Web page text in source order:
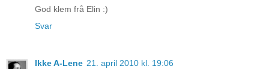
God klem frå Elin :)
Svar
Ikke A-Lene 21. april 2010 kl. 19:06